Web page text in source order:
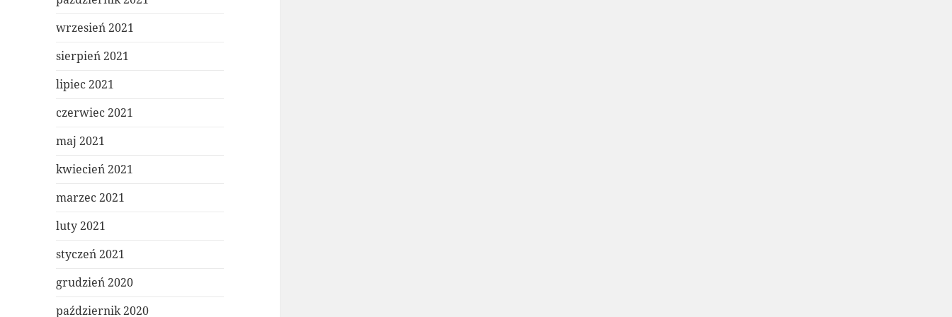
wrzesień 2021
sierpień 2021
lipiec 2021
czerwiec 2021
maj 2021
kwiecień 2021
marzec 2021
luty 2021
styczeń 2021
grudzień 2020
październik 2020